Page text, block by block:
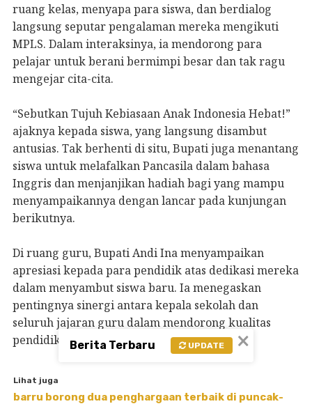
ruang kelas, menyapa para siswa, dan berdialog
langsung seputar pengalaman mereka mengikuti
MPLS. Dalam interaksinya, ia mendorong para
pelajar untuk berani bermimpi besar dan tak ragu
mengejar cita-cita.
“Sebutkan Tujuh Kebiasaan Anak Indonesia Hebat!”
ajaknya kepada siswa, yang langsung disambut
antusias. Tak berhenti di situ, Bupati juga menantang
siswa untuk melafalkan Pancasila dalam bahasa
Inggris dan menjanjikan hadiah bagi yang mampu
menyampaikannya dengan lancar pada kunjungan
berikutnya.
Di ruang guru, Bupati Andi Ina menyampaikan
apresiasi kepada para pendidik atas dedikasi mereka
dalam menyambut siswa baru. Ia menegaskan
pentingnya sinergi antara kepala sekolah dan
seluruh jajaran guru dalam mendorong kualitas
pendidikan yang lebih baik.
Lihat juga
barru borong dua penghargaan terbaik di puncak-
×
Berita Terbaru UPDATE